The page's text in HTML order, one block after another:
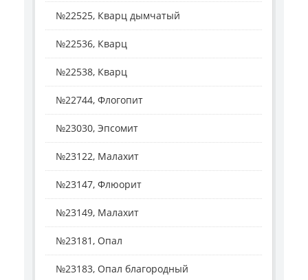
№22525, Кварц дымчатый
№22536, Кварц
№22538, Кварц
№22744, Флогопит
№23030, Эпсомит
№23122, Малахит
№23147, Флюорит
№23149, Малахит
№23181, Опал
№23183, Опал благородный